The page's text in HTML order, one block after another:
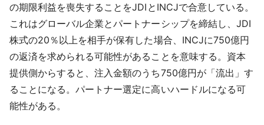
の期限利益を喪失することをJDIとINCJで合意している。
これはグローバル企業とパートナーシップを締結し、JDI
株式の20％以上を相手が保有した場合、INCJに750億円
の返済を求められる可能性があることを意味する。資本
提供側からすると、注入金額のうち750億円が「流出」す
ることになる。パートナー選定に高いハードルになる可
能性がある。